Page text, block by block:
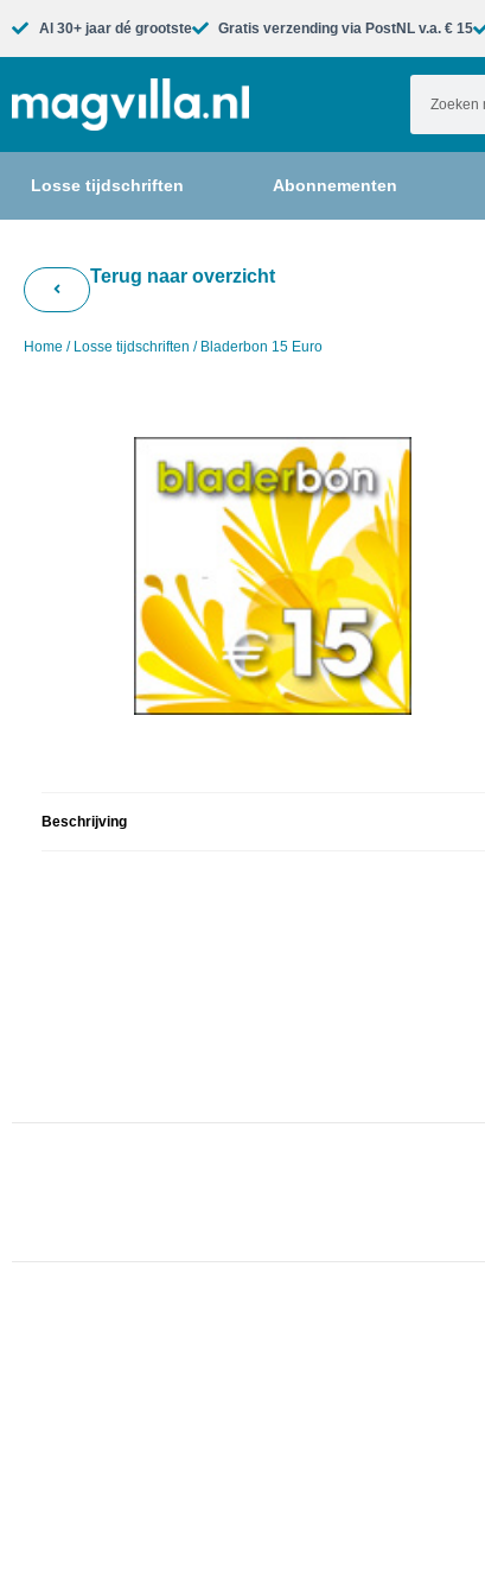
Al 30+ jaar dé grootste​ Gratis verzending via PostNL v.a. € 15
Losse tijdschriften Abonnementen
Terug naar overzicht
Home / Losse tijdschriften / Bladerbon 15 Euro
Beschrijving